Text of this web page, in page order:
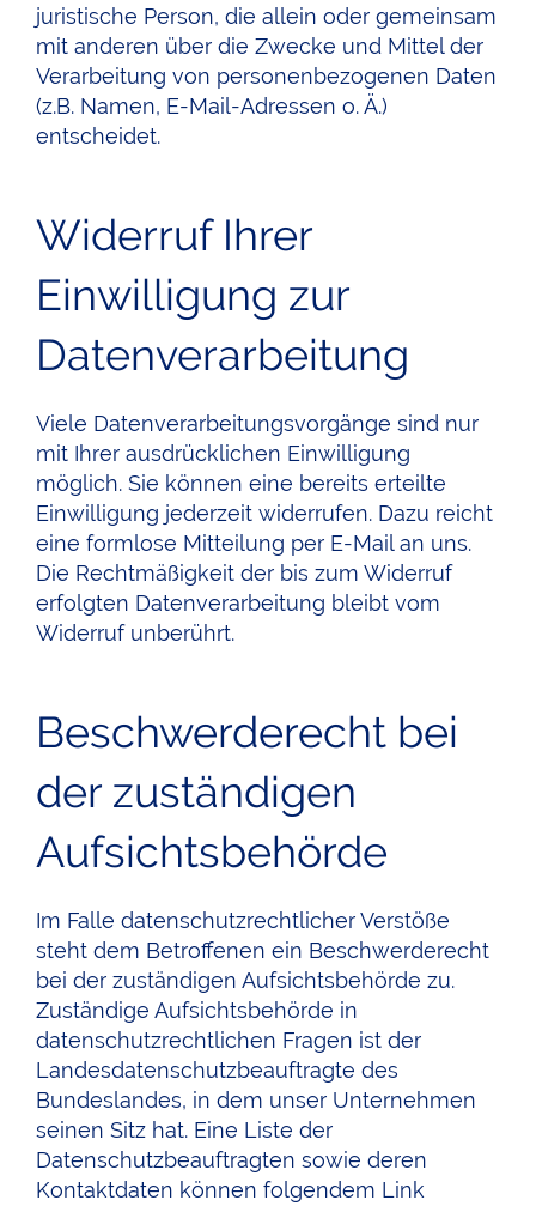
juristische Person, die allein oder gemeinsam
mit anderen über die Zwecke und Mittel der
Verarbeitung von personenbezogenen Daten
(z.B. Namen, E-Mail-Adressen o. Ä.)
entscheidet.
Widerruf Ihrer
Einwilligung zur
Datenverarbeitung
Viele Datenverarbeitungsvorgänge sind nur
mit Ihrer ausdrücklichen Einwilligung
möglich. Sie können eine bereits erteilte
Einwilligung jederzeit widerrufen. Dazu reicht
eine formlose Mitteilung per E-Mail an uns.
Die Rechtmäßigkeit der bis zum Widerruf
erfolgten Datenverarbeitung bleibt vom
Widerruf unberührt.
Beschwerderecht bei
der zuständigen
Aufsichtsbehörde
Im Falle datenschutzrechtlicher Verstöße
steht dem Betroffenen ein Beschwerderecht
bei der zuständigen Aufsichtsbehörde zu.
Zuständige Aufsichtsbehörde in
datenschutzrechtlichen Fragen ist der
Landesdatenschutzbeauftragte des
Bundeslandes, in dem unser Unternehmen
seinen Sitz hat. Eine Liste der
Datenschutzbeauftragten sowie deren
Kontaktdaten können folgendem Link